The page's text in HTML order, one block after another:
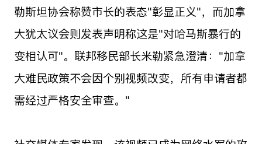
勒斯坦协会称赞市长的表态"彰显正义"，而加拿
大犹太议会则发表声明称这是"对哈马斯暴行的
变相认可"。联邦移民部长米勒紧急澄清："加拿
大难民政策不会因个别视频改变，所有申请者都
需经过严格安全审查。"